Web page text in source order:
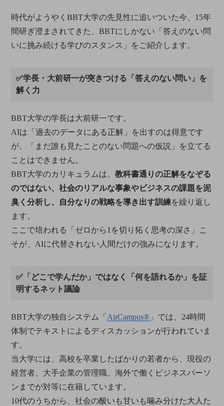
時代がようやくBBT大学の先見性に追いついた今、15年
間研ぎ澄まされてきた、BBTにしかない「答えのない問
いに挑み続ける学びのスタンス」をご紹介します。
✅学長・大前研一が突きつける「答えのない問い」を
解く力
BBT大学の学長は大前研一です。
AIは「過去のデータにある正解」を出すのは得意です
が、「まだ誰も見たことのない問題への仮説」を立てる
ことはできません。
BBT大学のカリキュラムは、教科書通りの正解をなぞる
のではない、社会のリアルな事象やビジネスの課題を泥
臭く分析し、自分なりの戦略を導き出す訓練を繰り返し
ます。
ここで培われる「ゼロから1を切り拓く思考の深さ」こ
そが、AIに代替されない人間だけの強みになります。
✅「どこで学んだか」ではなく「何を語れるか」を証
明するネット議論
BBT大学の独自システム「 AirCampus® 」では、24時間
体制でテキストによるディスカッションが行われていま
す。
当大学には、高校を卒業したばかりの若者から、現役の
経営者、大手企業の管理職、海外で働くビジネスパーソ
ンまでが対等に在籍しています。
10代のうちから、社会の酸いも甘いも噛み分けた大人た